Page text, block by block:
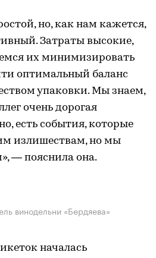
но, как нам кажется,
Затраты высокие,
их минимизировать
оптимальный баланс
упаковки. Мы знаем,
очень дорогая
есть события, которые
излишествам, но мы
— пояснила она.
винодельни «Бердяева»
началась